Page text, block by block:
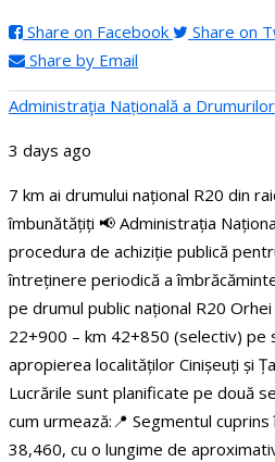
Share on Facebook Share on
Share by Email
Administraţia Națională a Drumurilor
3 days ago
7 km ai drumului național R20 din
îmbunătățiți 📢 Administrația
procedura de achiziție publică
întreținere periodică a
pe drumul public național R20
22+900 – km 42+850 (selectiv) pe
apropierea localităților Cinișeuți și
Lucrările sunt planificate pe două
cum urmează:📍 Segmentul
38,460, cu o lungime de